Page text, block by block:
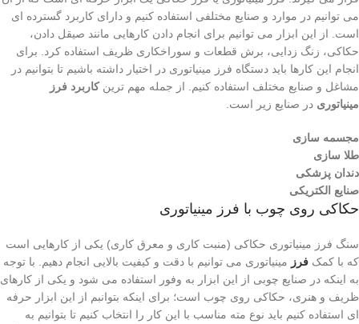
می توانیم در موارد و صنایع مختلفی استفاده کنیم و دارای کاربرد گسترده ای
است. از این ابزار می توانیم برای انجام دادن کارهایی مانند صیقل دادن،
حکاکی، زنگ زدایی، برش قطعات و سوراخکاری ظریف استفاده کرد. برای
انجام این کارها باید دستگاه فرز مینیاتوری در اختیار داشته باشیم تا بتوانیم در
مشاغل و صنایع مختلف استفاده کنیم. از جمله مهم ترینکاربرد فرز
مینیاتوری در صنایع زیر است.
مجسمه سازی
طلا سازی
دندان پزشکی
صنایع الکتریکی
حکاکی روی چوب با فرز مینیاتوری
سنگ فرز مینیاتوری حکاکی (منبت کاری و معرق کاری) یکی از کارهایی است
که با کمک فرز مینیاتوری می توانیم با دقت و کیفیت بالایی انجام دهیم. با توجه
به اینکه در صنایع چوبی از این ابزار به وفور استفاده می شود و یکی از کارهای
ظریف و هنری، حکاکی روی چوب است؛ برای اینکه بتوانبم از این ابزار حرفه
ای استفاده کنیم باید نوع مته مناسب با این کار را انتخاب کنیم تا بتوانیم به